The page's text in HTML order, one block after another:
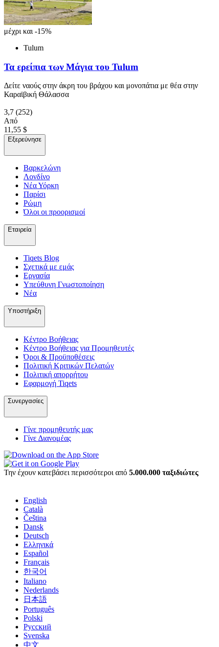
μέχρι και -15%
Tulum
Τα ερείπια των Μάγια του Tulum
Δείτε ναούς στην άκρη του βράχου και μονοπάτια με θέα στην
Καραϊβική Θάλασσα
3,7 (252)
Από
11,55 $
Εξερεύνησε
Βαρκελώνη
Λονδίνο
Νέα Υόρκη
Παρίσι
Ρώμη
Όλοι οι προορισμοί
Εταιρεία
Tiqets Βlog
Σχετικά με εμάς
Εργασία
Υπεύθυνη Γνωστοποίηση
Νέα
Υποστήριξη
Κέντρο Βοήθειας
Κέντρο Βοήθειας για Προμηθευτές
Όροι & Προϋποθέσεις
Πολιτική Κριτικών Πελατών
Πολιτική απορρήτου
Εφαρμογή Tiqets
Συνεργασίες
Γίνε προμηθευτής μας
Γίνε Διανομέας
Την έχουν κατεβάσει περισσότεροι από 5.000.000 ταξιδιώτες
English
Català
Čeština
Dansk
Deutsch
Ελληνικά
Español
Français
한국어
Italiano
Nederlands
日本語
Português
Polski
Русский
Svenska
中文